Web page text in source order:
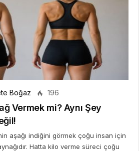
Boğaz 196
Vermek mi? Aynı Şey
aşağı indiğini görmek çoğu insan için
Hatta kilo verme süreci çoğu